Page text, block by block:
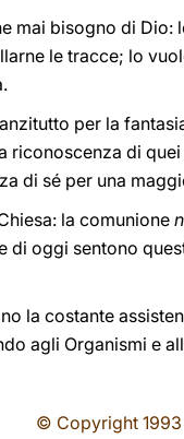
mai bisogno di
le tracce; lo
per la
riconoscenza di
di sé per una
la comunione
di oggi sentono
la costante
agli Organismi e
© Copyright